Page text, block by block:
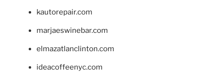
kautorepair.com
marjaeswinebar.com
elmazatlanclinton.com
ideacoffeenyc.com